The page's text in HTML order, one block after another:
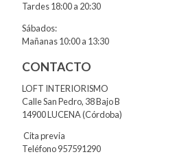
Tardes 18:00 a 20:30
Sábados:
Mañanas 10:00 a 13:30
CONTACTO
LOFT INTERIORISMO
Calle San Pedro, 38 Bajo B
14900 LUCENA (Córdoba)
Cita previa
Teléfono 957591290